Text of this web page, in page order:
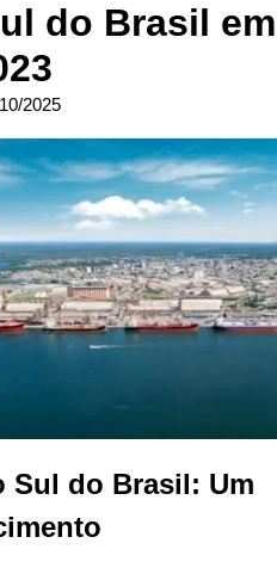
do Brasil em
2025
Sul do Brasil: Um